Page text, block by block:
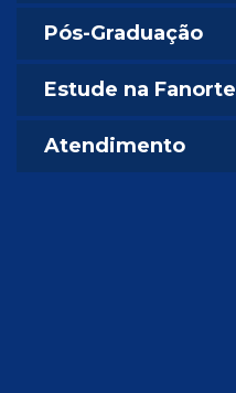
Pós-Graduação
Estude na Fanorte
Atendimento